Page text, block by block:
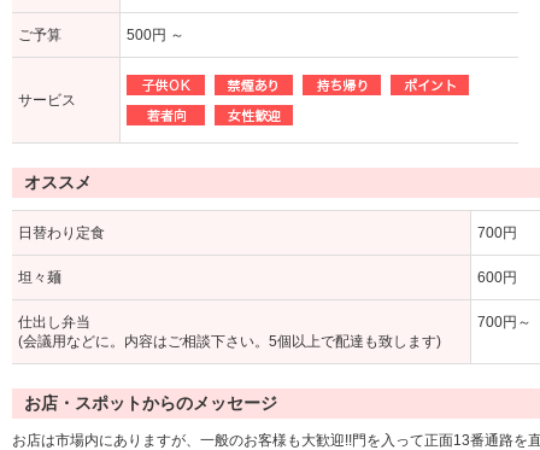
ご予算 500円 ～
サービス
オススメ
日替わり定食 700円
坦々麺 600円
仕出し弁当
(会議用などに。内容はご相談下さい。5個以上で配達も致します)
700円～
お店・スポットからのメッセージ
お店は市場内にありますが、一般のお客様も大歓迎!!門を入って正面13番通路